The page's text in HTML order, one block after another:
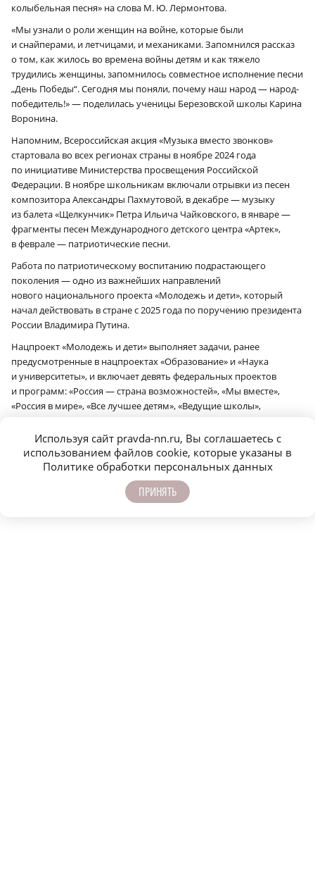
колыбельная песня» на слова М. Ю. Лермонтова.
«Мы узнали о роли женщин на войне, которые были
и снайперами, и летчицами, и механиками. Запомнился рассказ
о том, как жилось во времена войны детям и как тяжело
трудились женщины, запомнилось совместное исполнение песни
„День Победы“. Сегодня мы поняли, почему наш народ — народ-
победитель!» — поделилась ученицы Березовской школы Карина
Воронина.
Напомним, Всероссийская акция «Музыка вместо звонков»
стартовала во всех регионах страны в ноябре 2024 года
по инициативе Министерства просвещения Российской
Федерации. В ноябре школьникам включали отрывки из песен
композитора Александры Пахмутовой, в декабре — музыку
из балета «Щелкунчик» Петра Ильича Чайковского, в январе —
фрагменты песен Международного детского центра «Артек»,
в феврале — патриотические песни.
Работа по патриотическому воспитанию подрастающего
поколения — одно из важнейших направлений
нового национального проекта «Молодежь и дети», который
начал действовать в стране с 2025 года по поручению президента
России Владимира Путина.
Нацпроект «Молодежь и дети» выполняет задачи, ранее
предусмотренные в нацпроектах «Образование» и «Наука
и университеты», и включает девять федеральных проектов
и программ: «Россия — страна возможностей», «Мы вместе»,
«Россия в мире», «Все лучшее детям», «Ведущие школы»,
кампусов», «Университеты для поколения лидеров»,
«Профессионалитет».
Используя сайт pravda-nn.ru, Вы соглашаетесь с
использованием файлов cookie, которые указаны в
Политике обработки персональных данных
ПРИНЯТЬ